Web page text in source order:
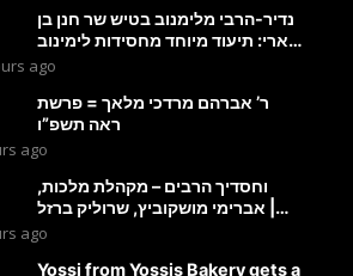
נדיר-הרבי מלימנוב בטיש שר חנן בן
ארי: תיעוד מיוחד מחסידות לימינוב
ago
ר’ אברהם מרדכי מלאך = פרשת
ראה תשפ”ו
ago
וחסדיך הרבים – מקהלת מלכות,
אברימי מושקוביץ, שרוליק ברזל |
Malchus Choir
ago
Yossi from Yossis Bakery gets a